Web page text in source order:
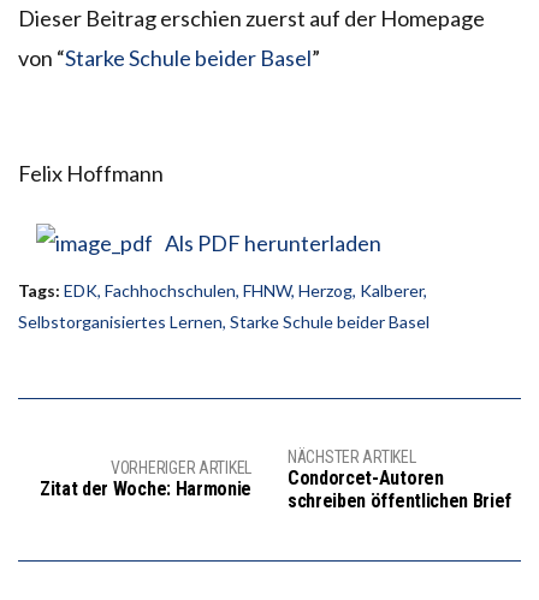
Dieser Beitrag erschien zuerst auf der Homepage
von “Starke Schule beider Basel”
Felix Hoffmann
Als PDF herunterladen
Tags: EDK, Fachhochschulen, FHNW, Herzog, Kalberer,
Selbstorganisiertes Lernen, Starke Schule beider Basel
VORHERIGER ARTIKEL
Zitat der Woche: Harmonie
NÄCHSTER ARTIKEL
Condorcet-Autoren
schreiben öffentlichen Brief